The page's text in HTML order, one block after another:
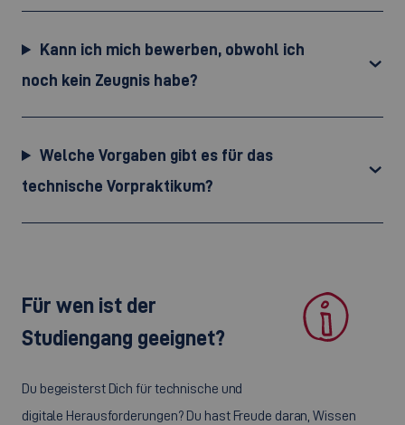
Kann ich mich bewerben, obwohl ich
noch kein Zeugnis habe?
Welche Vorgaben gibt es für das
technische Vorpraktikum?
Für wen ist der
Studiengang geeignet?
Du begeisterst Dich für technische und
digitale Herausforderungen? Du hast Freude daran, Wissen